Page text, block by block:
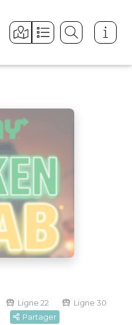
Ligne 22
Ligne 30
Partager